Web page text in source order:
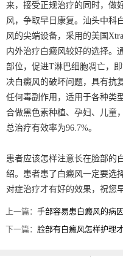
来，接受正规治疗的同时，做
风，争取早日康复。汕头中科
风的尖端设备，采用的美国
内外治疗白癜风较好的选择。
部位，促进T淋巴细胞凋亡，
决白癜风的破坏问题，具有抗
任何毒副作用，适用于各种类
合做黑色素种植、孕妇、儿童
总治疗有效率为96.7%。
患者应该怎样注意长在脸部的
绍。患者患了白癜风一定要选
对症治疗才有好的效果，祝您
上一篇：手部容易患白癜风的病
下一篇：脸部有白癜风怎样护理